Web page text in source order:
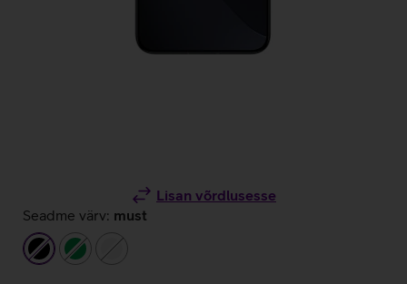
Lisan võrdlusesse
Seadme värv: must
mustrohelinevalge